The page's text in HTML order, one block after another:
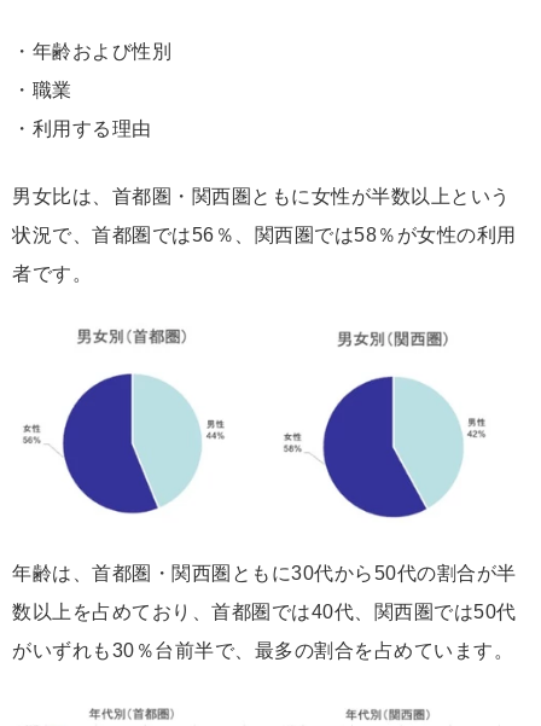
・年齢および性別
・職業
・利用する理由
男女比は、首都圏・関西圏ともに女性が半数以上という
状況で、首都圏では56％、関西圏では58％が女性の利用
者です。
年齢は、首都圏・関西圏ともに30代から50代の割合が半
数以上を占めており、首都圏では40代、関西圏では50代
がいずれも30％台前半で、最多の割合を占めています。